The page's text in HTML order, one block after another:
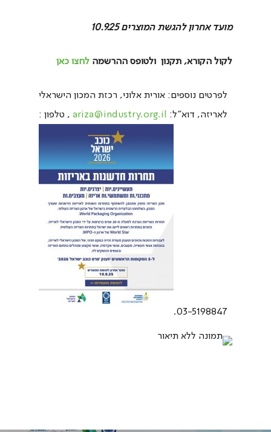
מועד אחרון להגשת המוצרים 10.9.25
לקול הקורא, תקנון ולטופס ההרשמהלחצו כאן
לפרטים נוספים: אורית אלוני, רכזת המכון הישראלי
לאריזה, דוא"ל:
ariza@industry.org.il, טלפון :
03-5198847.